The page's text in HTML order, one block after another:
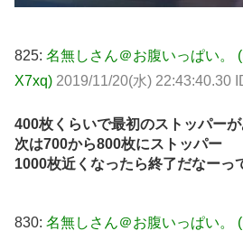
825: 名無しさん＠お腹いっぱい。
X7xq) 2019/11/20(水) 22:43:40.30
400枚くらいで最初のストッパー
次は700から800枚にストッパー
1000枚近くなったら終了だなーっ
830: 名無しさん＠お腹いっぱい。